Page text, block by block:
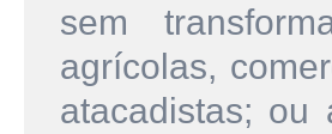
sem
agrícolas,
atacadistas; ou